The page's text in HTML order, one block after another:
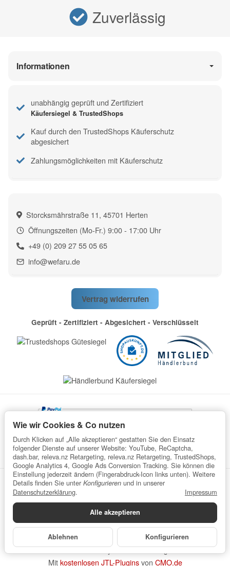
Zuverlässig
Storcksmährstraße 11, 45701 Herten
Öffnungszeiten (Mo-Fr.) 9:00 - 17:00 Uhr
+49 (0) 209 27 55 05 65
info@wefaru.de
Informationen
unabhängig geprüft und Zertifiziert
Käufersiegel & TrustedShops
Kauf durch den TrustedShops Käuferschutz
abgesichert
Zahlungsmöglichkeiten mit Käuferschutz
Vertrag widerrufen
Geprüft - Zertifiziert - Abgesichert - Verschlüsselt
Datenschutz AGB Impressum
Widerrufsrecht
Batteriegesetzhinweise
Verpackungshinweise
Datenschutzerklärung•Impressum
*Alle Preise inkl. gesetzlicher USt., zzgl.Versand
© wefaru
Powered byJTL-Shop
ecomDATA LiteSpeed Cache
Made with♥by eRock Marketing
Wie wir Cookies & Co nutzen
Durch Klicken auf „Alle akzeptieren“ gestatten Sie den Einsatz
folgender Dienste auf unserer Website: YouTube, ReCaptcha,
dash.bar, releva.nz Retargeting, releva.nz Retargeting, TrustedShops,
Google Analytics 4, Google Ads Conversion Tracking. Sie können die
Einstellung jederzeit ändern (Fingerabdruck-Icon links unten). Weitere
Details finden Sie unter Konfigurieren und in unserer
Datenschutzerklärung. Impressum
Alle akzeptieren
Ablehnen Konfigurieren
Mitkostenlosen JTL-Pluginsvon CMO.de